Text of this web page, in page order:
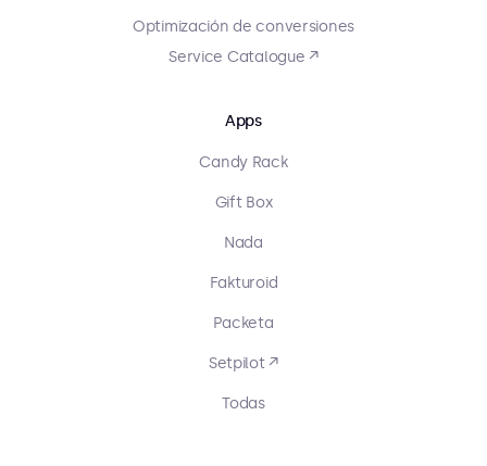
Optimización de conversiones
Service Catalogue ↗
Apps
Candy Rack
Gift Box
Nada
Fakturoid
Packeta
Setpilot ↗
Todas